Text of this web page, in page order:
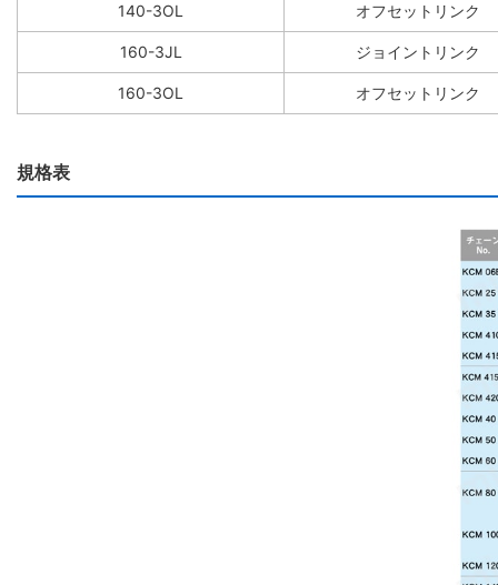
140-3OL オフセットリンク
160-3JL ジョイントリンク
160-3OL オフセットリンク
規格表